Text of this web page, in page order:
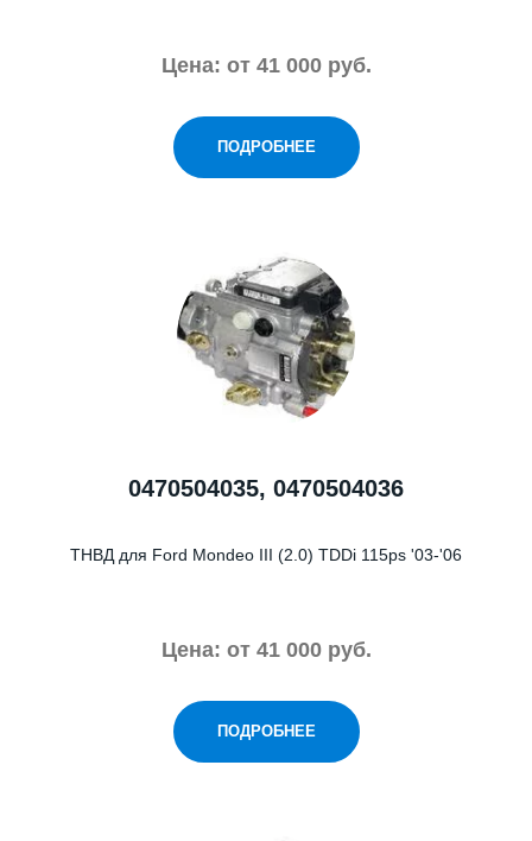
Цена: от 41 000 руб.
ПОДРОБНЕЕ
0470504035, 0470504036
ТНВД для Ford Mondeo III (2.0) TDDi 115ps '03-'06
Цена: от 41 000 руб.
ПОДРОБНЕЕ